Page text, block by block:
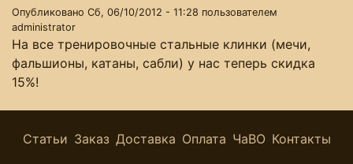
Опубликовано Сб, 06/10/2012 - 11:28 пользователем
administrator
На все тренировочные стальные клинки (мечи,
фальшионы, катаны, сабли) у нас теперь скидка
15%!
Статьи Заказ Доставка Оплата ЧаВО Контакты